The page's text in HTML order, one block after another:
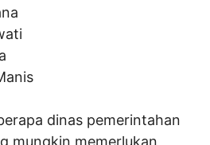
dinas pemerintahan
mungkin memerlukan